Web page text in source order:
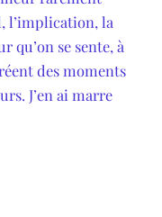
l’implication, la
qu’on se sente, à
des moments
J’en ai marre